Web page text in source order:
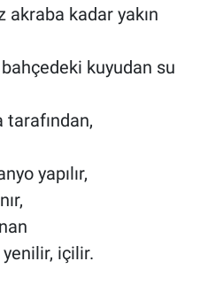
akraba kadar yakın
kuyudan su
tarafından,
yapılır,
içilir.